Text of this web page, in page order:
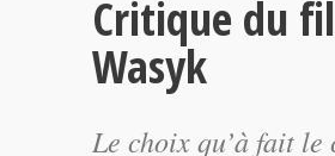
Critique du
Wasyk
Le choix qu’à fait le